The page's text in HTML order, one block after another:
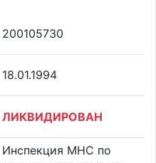
200105730
18.01.1994
ЛИКВИДИРОВАН
Инспекция МНС по